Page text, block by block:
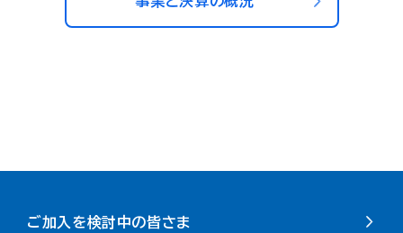
ご加入を検討中の皆さま